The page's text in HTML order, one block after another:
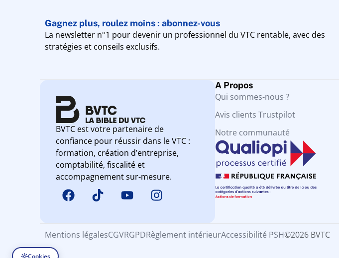
Gagnez plus, roulez moins : abonnez-vous
La newsletter n°1 pour devenir un professionnel du VTC rentable, avec des
stratégies et conseils exclusifs.
BVTC est votre partenaire de
confiance pour réussir dans le VTC :
formation, création d’entreprise,
comptabilité, fiscalité et
accompagnement sur-mesure.
A Propos
Qui sommes-nous ?
Avis clients Trustpilot
Notre communauté
Mentions légalesCGVRGPDRèglement intérieurAccessibilité PSH©2026 BVTC
Cookies